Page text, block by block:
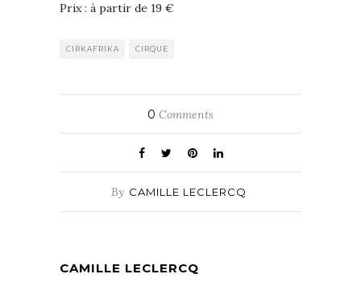
Prix : à partir de 19 €
CIRKAFRIKA CIRQUE
0 Comments
By CAMILLE LECLERCQ
CAMILLE LECLERCQ